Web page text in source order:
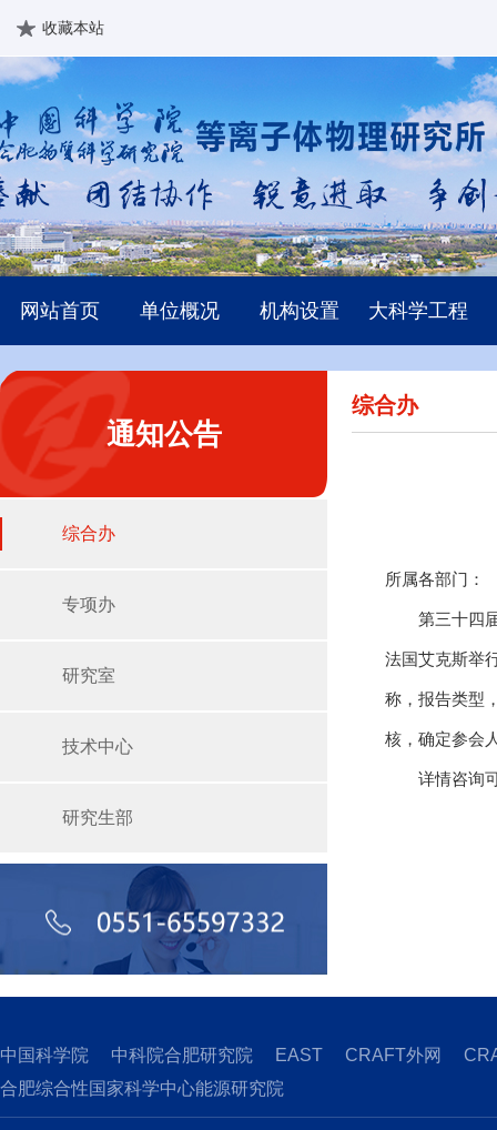
收藏本站
网站首页 单位概况 机构设置 大科学工程
通知公告
综合办
专项办
研究室
技术中心
研究生部
综合办
所属各部门：
第三十四
法国艾克斯举
称，报告类型
核，确定参会
详情咨询
中国科学院 中科院合肥研究院 EAST CRAFT外网
合肥综合性国家科学中心能源研究院